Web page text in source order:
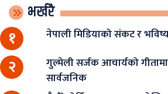
भर्खरै
१ नेपाली मिडियाको संकट र
२
गुल्मेली सर्जक आचार्यको
सार्वजनिक